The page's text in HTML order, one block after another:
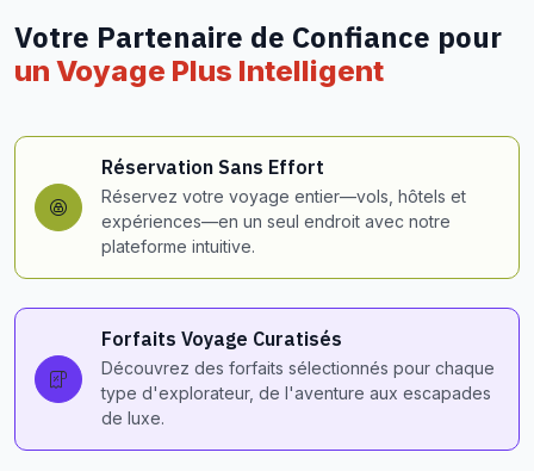
Votre Partenaire de Confiance pour
un Voyage Plus Intelligent
Réservation Sans Effort
Réservez votre voyage entier—vols, hôtels et
expériences—en un seul endroit avec notre
plateforme intuitive.
Forfaits Voyage Curatisés
Découvrez des forfaits sélectionnés pour chaque
type d'explorateur, de l'aventure aux escapades
de luxe.